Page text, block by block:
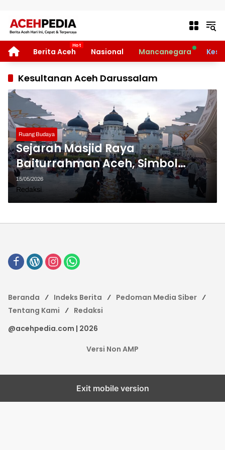
HOMEBerita Aceh Nasional Mancanegara
Kesultanan Aceh Darussalam
Ruang Budaya
Sejarah Masjid Raya
Baiturrahman Aceh, Simbol
Peradaban dan Keteguhan
Tanah Rencong
15/05/2026
Redaksi
Beranda Indeks Berita
Pedoman Media Siber
Tentang Kami
Redaksi
@acehpedia.com | 2026
Versi Non AMP
Exit mobile version